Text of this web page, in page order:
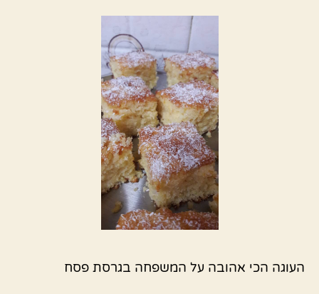
העוגה הכי אהובה על המשפחה בגרסת פסח